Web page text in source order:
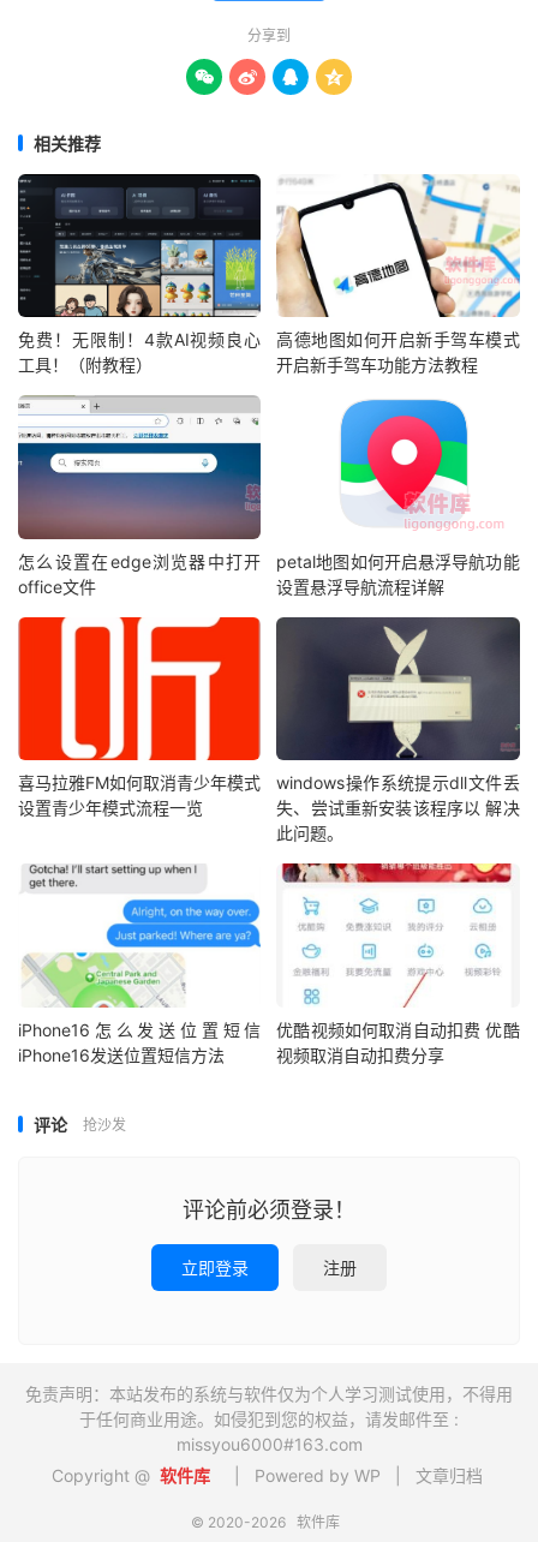
分享到
   
相关推荐
免费！无限制！4款AI视频良心
工具！（附教程）
高德地图如何开启新手驾车模式
开启新手驾车功能方法教程
怎么设置在edge浏览器中打开
office文件
petal地图如何开启悬浮导航功能
设置悬浮导航流程详解
喜马拉雅FM如何取消青少年模式
设置青少年模式流程一览
windows操作系统提示dll文件丢
失、尝试重新安装该程序以 解决
此问题。
iPhone16怎么发送位置短信
iPhone16发送位置短信方法
优酷视频如何取消自动扣费 优酷
视频取消自动扣费分享
评论 抢沙发
评论前必须登录！
立即登录 注册
免责声明：本站发布的系统与软件仅为个人学习测试使用，不得用
于任何商业用途。如侵犯到您的权益，请发邮件至 :
missyou6000#163.com
Copyright @ 软件库 | Powered by WP | 文章归档
© 2020-2026 软件库